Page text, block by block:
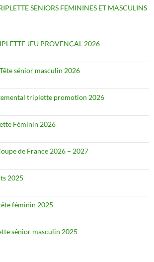
SENIORS FEMININES ET MASCULINS
JEU PROVENÇAL 2026
sénior masculin 2026
triplette promotion 2026
Féminin 2026
de France 2026 – 2027
2025
féminin 2025
sénior masculin 2025